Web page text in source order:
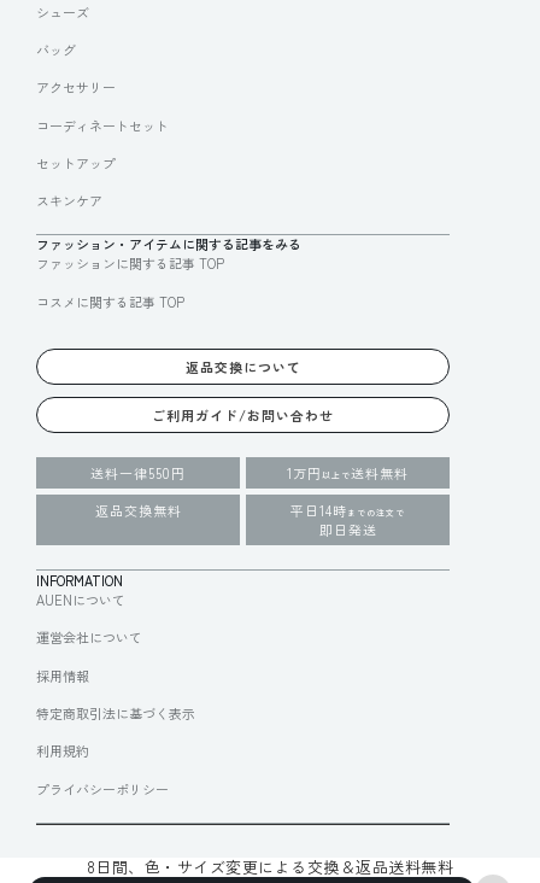
8日間、色・サイズ変更による交換＆返品送料無料
シューズ
バッグ
アクセサリー
コーディネートセット
セットアップ
スキンケア
ファッション・アイテムに関する記事をみる
ファッションに関する記事 TOP
コスメに関する記事 TOP
返品交換について
ご利用ガイド/お問い合わせ
送料一律550円 1万円 以上で送料無料
返品交換無料
平日14時 までの注文で
即日発送
INFORMATION
AUENについて
運営会社について
採用情報
特定商取引法に基づく表示
利用規約
プライバシーポリシー
© 2025 Draft Inc.